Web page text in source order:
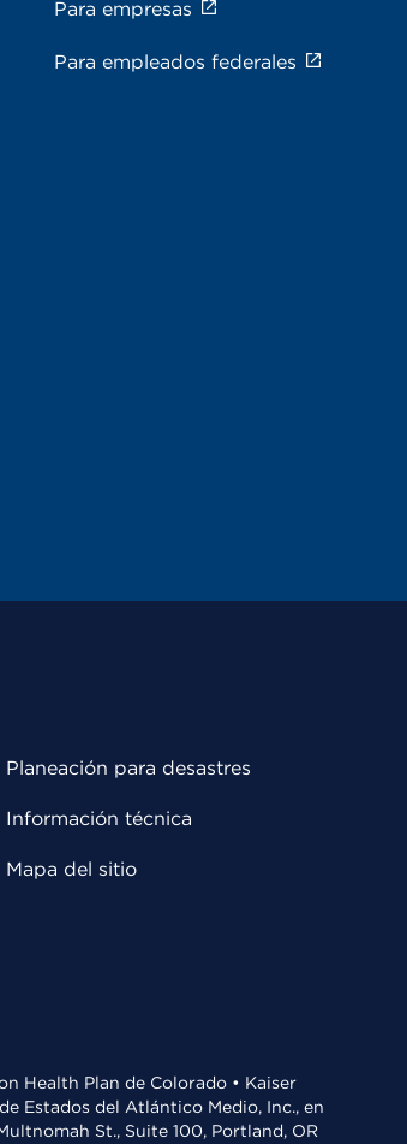
Para empresas
Para empleados federales
Planeación para desastres
Información técnica
Mapa del sitio
Health Plan de Colorado • Kaiser
Estados del Atlántico Medio, Inc., en
St., Suite 100, Portland, OR